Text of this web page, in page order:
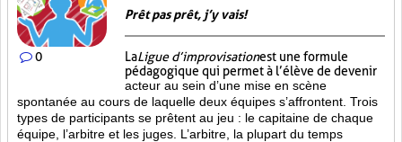
0
Prêt pas prêt, j’y vais!
LaLigue d’improvisationest une formule
pédagogique qui permet à l’élève de devenir
acteur au sein d’une mise en scène
spontanée au cours de laquelle deux équipes s’affrontent. Trois
types de participants se prêtent au jeu : le capitaine de chaque
équipe, l’arbitre et les juges. L’arbitre, la plupart du temps